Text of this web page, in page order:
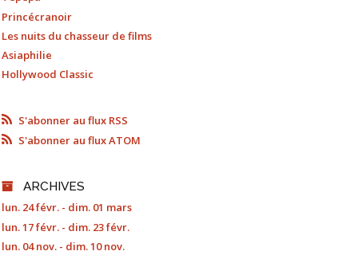
Princécranoir
Les nuits du chasseur de films
Asiaphilie
Hollywood Classic
S'abonner au flux RSS
S'abonner au flux ATOM
ARCHIVES
lun. 24 févr. - dim. 01 mars
lun. 17 févr. - dim. 23 févr.
lun. 04 nov. - dim. 10 nov.